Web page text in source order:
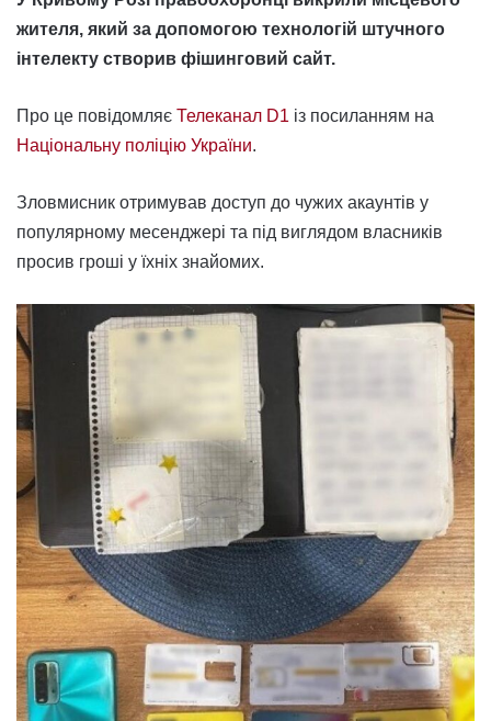
жителя, який за допомогою технологій штучного
інтелекту створив фішинговий сайт.
Про це повідомляє Телеканал D1 із посиланням на
Національну поліцію України.
Зловмисник отримував доступ до чужих акаунтів у
популярному месенджері та під виглядом власників
просив гроші у їхніх знайомих.